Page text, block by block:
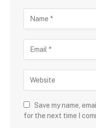
Save my name,
for the next time I